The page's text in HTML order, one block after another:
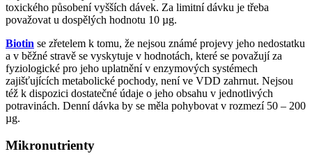
toxického působení vyšších dávek. Za limitní dávku je třeba
považovat u dospělých hodnotu 10 µg.
Biotin se zřetelem k tomu, že nejsou známé projevy jeho nedostatku
a v běžné stravě se vyskytuje v hodnotách, které se považují za
fyziologické pro jeho uplatnění v enzymových systémech
zajišťujících metabolické pochody, není ve VDD zahrnut. Nejsou
též k dispozici dostatečné údaje o jeho obsahu v jednotlivých
potravinách. Denní dávka by se měla pohybovat v rozmezí 50 – 200
µg.
Mikronutrienty